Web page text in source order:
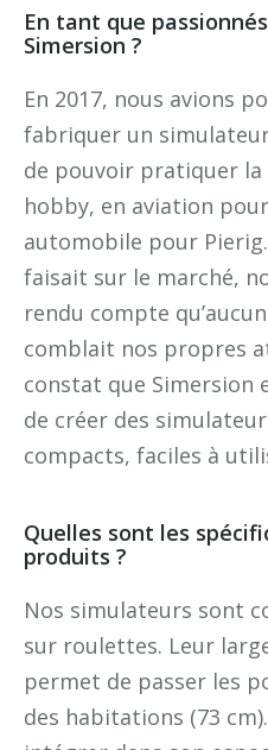
En tant que
Simersion ?
En 2017, nous avions
fabriquer un
de pouvoir pratiquer
hobby, en aviation
automobile pour
faisait sur le marché,
rendu compte
comblait nos propres
constat que Simersion
de créer des
compacts, faciles à
Quelles sont les
produits ?
Nos simulateurs sont
sur roulettes. Leur
permet de passer les
des habitations (73